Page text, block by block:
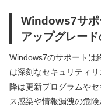
Windows7サポ
アップグレー
Windows7のサポートは
は深刻なセキュリティ
降は更新プログラムや
ス感染や情報漏洩の危